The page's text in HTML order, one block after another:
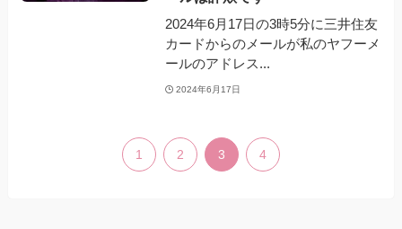
2024年6月17日の3時5分に三井住友
カードからのメールが私のヤフーメ
ールのアドレス...
2024年6月17日
1 2 3 4